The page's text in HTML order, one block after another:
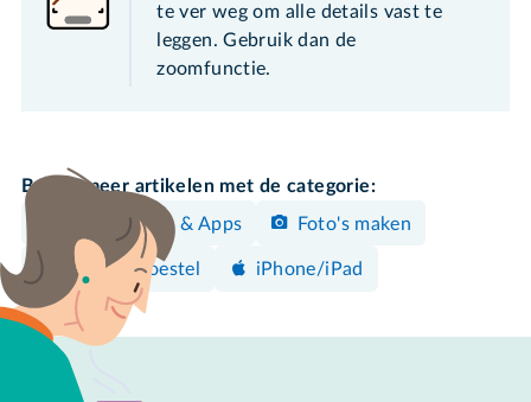
te ver weg om alle details vast te
leggen. Gebruik dan de
zoomfunctie.
Bekijk meer artikelen met de categorie:
Programma's & Apps
Foto's maken
Android-toestel iPhone/iPad